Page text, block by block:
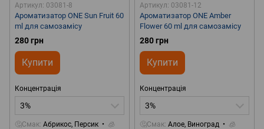
Артикул: 03081-8
Ароматизатор ONE Sun Fruit 60
ml для самозамісу
280 грн
Купити
Концентрація
3%
🤔Смак Абрикос, Персик
🧊
Артикул: 03081-12
Ароматизатор ONE Amber
Flower 60 ml для самозамісу
280 грн
Купити
Концентрація
3%
🤔Смак Алое, Виноград
🧊